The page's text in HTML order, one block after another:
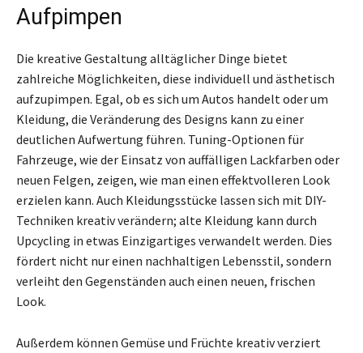
Aufpimpen
Die kreative Gestaltung alltäglicher Dinge bietet
zahlreiche Möglichkeiten, diese individuell und ästhetisch
aufzupimpen. Egal, ob es sich um Autos handelt oder um
Kleidung, die Veränderung des Designs kann zu einer
deutlichen Aufwertung führen. Tuning-Optionen für
Fahrzeuge, wie der Einsatz von auffälligen Lackfarben oder
neuen Felgen, zeigen, wie man einen effektvolleren Look
erzielen kann. Auch Kleidungsstücke lassen sich mit DIY-
Techniken kreativ verändern; alte Kleidung kann durch
Upcycling in etwas Einzigartiges verwandelt werden. Dies
fördert nicht nur einen nachhaltigen Lebensstil, sondern
verleiht den Gegenständen auch einen neuen, frischen
Look.
Außerdem können Gemüse und Früchte kreativ verziert